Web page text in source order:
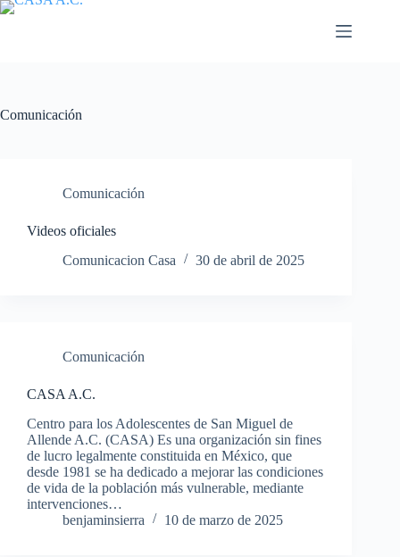
Saltar
Comunicación
Comunicación
Videos oficiales
Comunicacion Casa
30 de abril de 2025
Comunicación
CASA A.C.
Centro para los Adolescentes de San Miguel de
Allende A.C. (CASA) Es una organización sin fines
de lucro legalmente constituida en México, que
desde 1981 se ha dedicado a mejorar las condiciones
de vida de la población más vulnerable, mediante
intervenciones…
benjaminsierra
10 de marzo de 2025